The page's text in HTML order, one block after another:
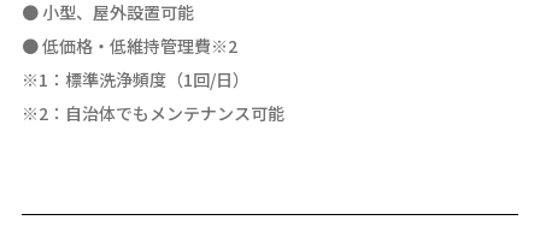
● 小型、屋外設置可能
● 低価格・低維持管理費※2
※1：標準洗浄頻度（1回/日）
※2：自治体でもメンテナンス可能